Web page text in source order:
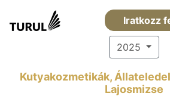
Iratkozz
2025
Kutyakozmetikák,
Lajosmizse